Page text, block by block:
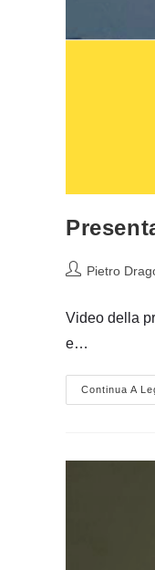
AutorePietro
Video della
e…
Continua A